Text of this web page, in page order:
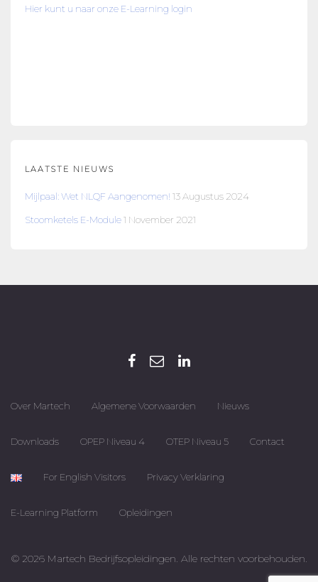
Hier kunt u naar onze E-Learning login
LAATSTE NIEUWS
Mijlpaal: Wet NLQF Aangenomen! 13 Augustus 2024
Stoomketels E-Module1 November 2021
Over Martech Algemene Voorwaarden Nieuws
Downloads OPEP Niveau 4 OTEP Niveau 5 Contact
For English Visitors Privacy Verklaring
E-Learning Platform Opleidingen
© 2026 Martech Bedrijfsopleidingen. Alle rechten voorbehouden.